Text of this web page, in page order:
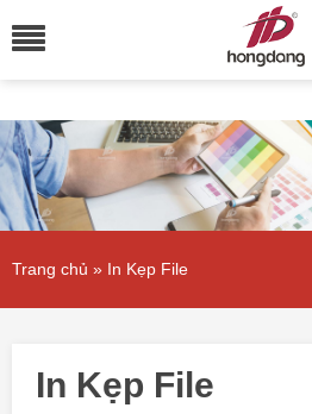
Trang chủ » In Kẹp File
In Kẹp File